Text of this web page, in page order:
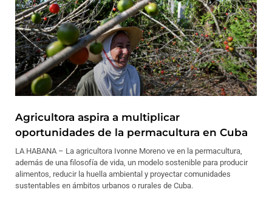
Agricultora aspira a multiplicar
oportunidades de la permacultura en Cuba
LA HABANA – La agricultora Ivonne Moreno ve en la permacultura,
además de una filosofía de vida, un modelo sostenible para producir
alimentos, reducir la huella ambiental y proyectar comunidades
sustentables en ámbitos urbanos o rurales de Cuba.